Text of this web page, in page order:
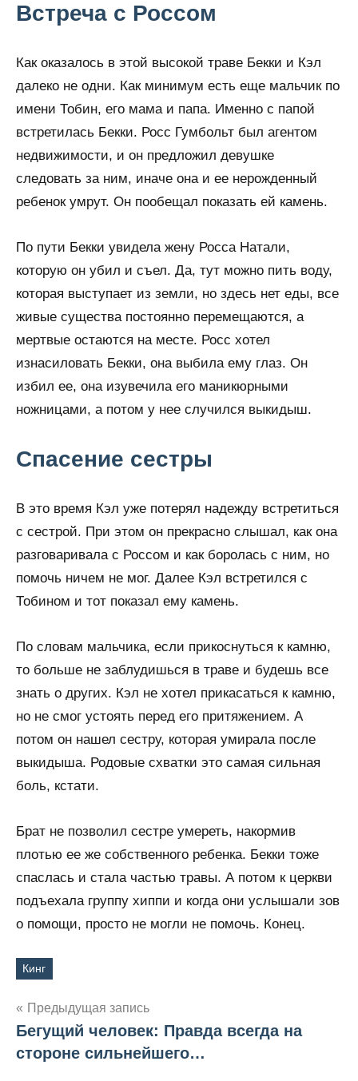
Встреча с Россом
Как оказалось в этой высокой траве Бекки и Кэл
далеко не одни. Как минимум есть еще мальчик по
имени Тобин, его мама и папа. Именно с папой
встретилась Бекки. Росс Гумбольт был агентом
недвижимости, и он предложил девушке
следовать за ним, иначе она и ее нерожденный
ребенок умрут. Он пообещал показать ей камень.
По пути Бекки увидела жену Росса Натали,
которую он убил и съел. Да, тут можно пить воду,
которая выступает из земли, но здесь нет еды, все
живые существа постоянно перемещаются, а
мертвые остаются на месте. Росс хотел
изнасиловать Бекки, она выбила ему глаз. Он
избил ее, она изувечила его маникюрными
ножницами, а потом у нее случился выкидыш.
Спасение сестры
В это время Кэл уже потерял надежду встретиться
с сестрой. При этом он прекрасно слышал, как она
разговаривала с Россом и как боролась с ним, но
помочь ничем не мог. Далее Кэл встретился с
Тобином и тот показал ему камень.
По словам мальчика, если прикоснуться к камню,
то больше не заблудишься в траве и будешь все
знать о других. Кэл не хотел прикасаться к камню,
но не смог устоять перед его притяжением. А
потом он нашел сестру, которая умирала после
выкидыша. Родовые схватки это самая сильная
боль, кстати.
Брат не позволил сестре умереть, накормив
плотью ее же собственного ребенка. Бекки тоже
спаслась и стала частью травы. А потом к церкви
подъехала группу хиппи и когда они услышали зов
о помощи, просто не могли не помочь. Конец.
Метки
Кинг
Навигация
по
Предыдущая запись
Бегущий человек: Правда всегда на
стороне сильнейшего…